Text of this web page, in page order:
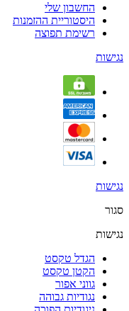
החשבון שלי
היסטוריית ההזמנות
רשימת תפוצה
נגישות
נגישות
סגור
נגישות
הגדל טקסט
הקטן טקסט
גווני אפור
נגודיות גבוהה